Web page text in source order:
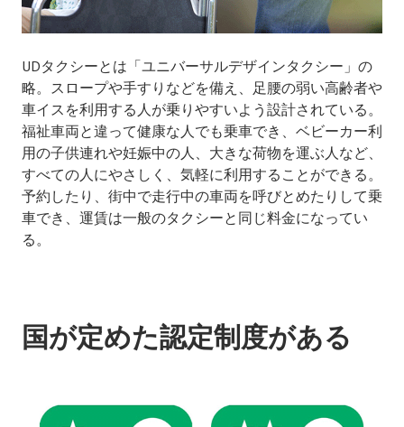
UDタクシーとは「ユニバーサルデザインタクシー」の
略。スロープや手すりなどを備え、足腰の弱い高齢者や
車イスを利用する人が乗りやすいよう設計されている。
福祉車両と違って健康な人でも乗車でき、ベビーカー利
用の子供連れや妊娠中の人、大きな荷物を運ぶ人など、
すべての人にやさしく、気軽に利用することができる。
予約したり、街中で走行中の車両を呼びとめたりして乗
車でき、運賃は一般のタクシーと同じ料金になってい
る。
国が定めた認定制度がある